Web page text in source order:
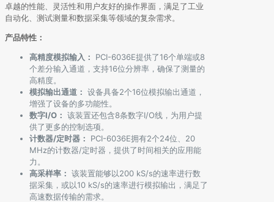
卓越的性能、灵活性和用户友好的操作界面，满足了工业
自动化、测试测量和数据采集等领域的复杂需求。
产品特性：
高精度模拟输入：
PCI-6036E提供了16个单端或8
个差分输入通道，支持16位分辨率，确保了测量的
高精度。
模拟输出通道： 设备具备2个16位模拟输出通道，
增强了设备的多功能性。
数字I/O： 该装置还包含8条数字I/O线，为用户提
供了更多的控制选项。
计数器/定时器：
PCI-6036E拥有2个24位、20
MHz的计数器/定时器，提供了时间相关的应用能
力。
高采样率： 该装置能够以200 kS/s的速率进行数
据采集，或以10 kS/s的速率进行模拟输出，满足了
高速数据传输的需求。